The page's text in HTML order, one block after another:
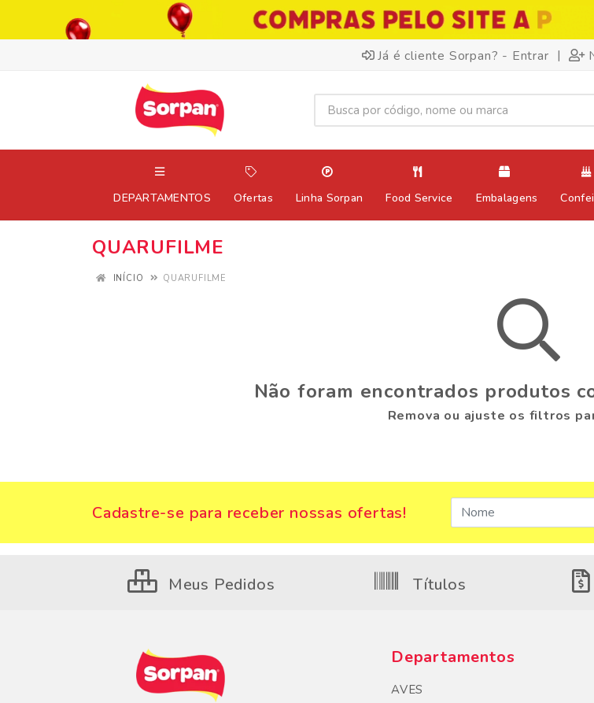
Já é cliente Sorpan? - Entrar |
DEPARTAMENTOS Ofertas Linha Sorpan Food Service Embalagens
QUARUFILME
INÍCIO QUARUFILME
Não foram encontrados produtos
Remova ou ajuste os filtros
Cadastre-se para receber nossas ofertas!
Meus Pedidos Títulos
Departamentos
AVES